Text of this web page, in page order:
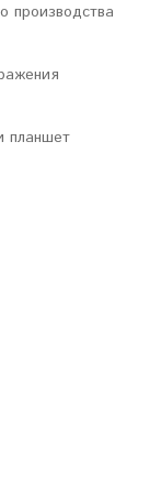
производства
планшет